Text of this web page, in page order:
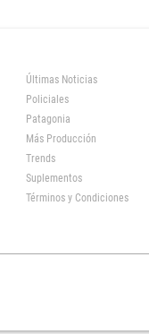
Últimas Noticias
Policiales
Patagonia
Más Producción
Trends
Suplementos
Términos y Condiciones